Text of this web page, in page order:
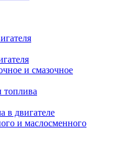
и смазочное
топлива
в двигателе
и маслосменного